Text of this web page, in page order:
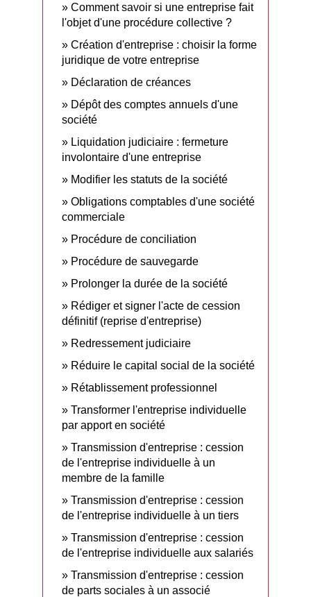
Comment savoir si une entreprise fait
l'objet d'une procédure collective ?
Création d'entreprise : choisir la forme
juridique de votre entreprise
Déclaration de créances
Dépôt des comptes annuels d'une
société
Liquidation judiciaire : fermeture
involontaire d'une entreprise
Modifier les statuts de la société
Obligations comptables d'une société
commerciale
Procédure de conciliation
Procédure de sauvegarde
Prolonger la durée de la société
Rédiger et signer l'acte de cession
définitif (reprise d'entreprise)
Redressement judiciaire
Réduire le capital social de la société
Rétablissement professionnel
Transformer l'entreprise individuelle
par apport en société
Transmission d'entreprise : cession
de l'entreprise individuelle à un
membre de la famille
Transmission d'entreprise : cession
de l'entreprise individuelle à un tiers
Transmission d'entreprise : cession
de l'entreprise individuelle aux salariés
Transmission d'entreprise : cession
de parts sociales à un associé